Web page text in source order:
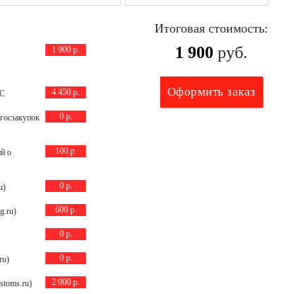
1 900 р.
4 450 р.
0 р.
100 р.
о
0 р.
600 р.
0 р.
0 р.
2 000 р.
Итоговая стоимость:
1 900 руб.